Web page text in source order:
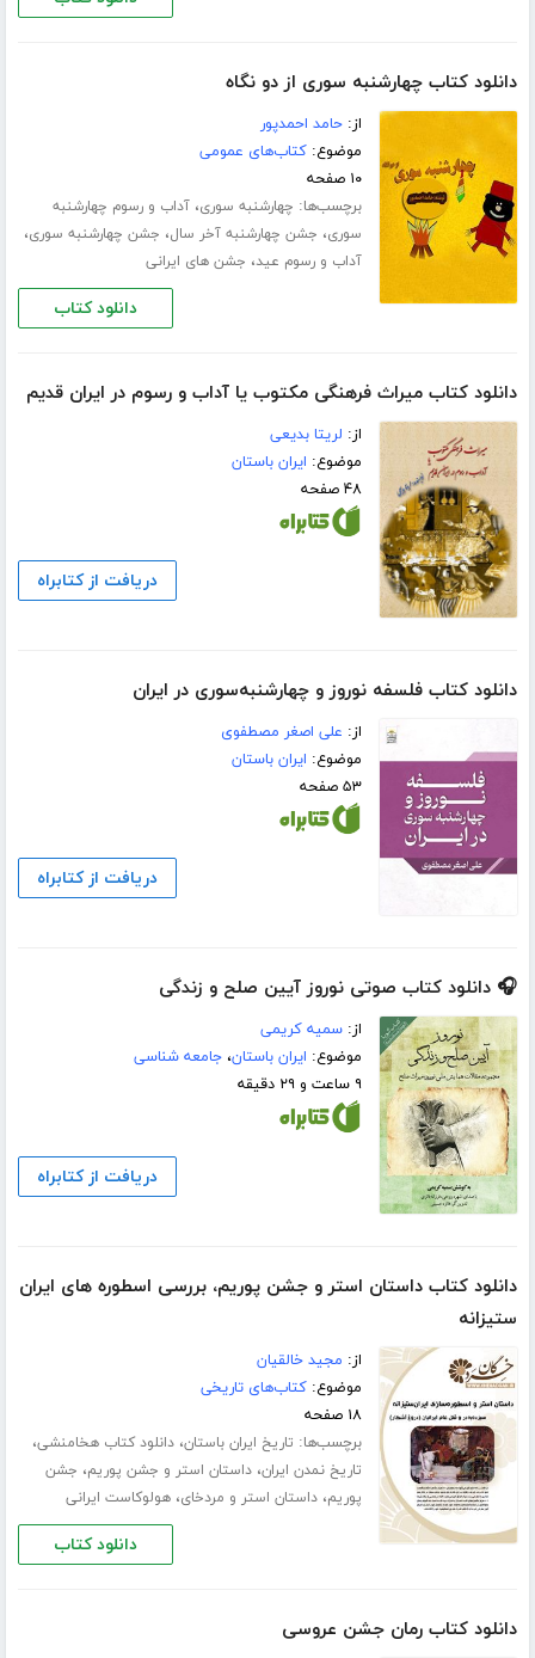
دانلود کتاب چهارشنبه سوری از دو نگاه
از:حامد احمدپور
موضوع:کتاب‌های عمومی
۱۰ صفحه
برچسب‌ها: چهارشنبه سوری،آداب و رسوم چهارشنبه
سوری، جشن چهارشنبه آخر سال، جشن چهارشنبه سوری،
آداب و رسوم عید، جشن های ایرانی
دانلود کتاب
دانلود کتاب میراث فرهنگی مکتوب یا آداب و رسوم در ایران قدیم
از: لریتا بدیعی
موضوع: ایران باستان
۴۸ صفحه
دریافت از کتابراه
دانلود کتاب فلسفه‌ نوروز و چهارشنبه‌سوری در ایران
از: علی اصغر مصطفوی
موضوع: ایران باستان
۵۳ صفحه
دریافت از کتابراه
🎧 دانلود کتاب صوتی نوروز آیین صلح و زندگی
از:سمیه کریمی
موضوع: ایران باستان،جامعه شناسی
۹ ساعت و ۲۹ دقیقه
دریافت از کتابراه
دانلود کتاب داستان استر و جشن پوریم، بررسی اسطوره های ایران
ستیزانه
از: مجید خالقیان
موضوع:کتاب‌های تاریخی
۱۸ صفحه
برچسب‌ها: تاریخ ایران باستان،دانلود کتاب هخامنشی،
تاریخ نمدن ایران،داستان استر و جشن پوریم، جشن
پوریم،داستان استر و مردخای،هولوکاست ایرانی
دانلود کتاب
دانلود کتاب رمان جشن عروسی